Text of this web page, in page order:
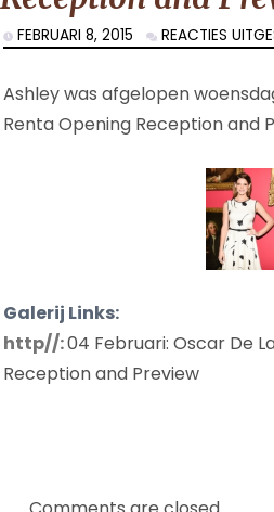
FEBRUARI 8, 2015 REACTIES
Ashley was afgelopen
Renta Opening Reception and
Galerij Links:
http//:04 Februari: Oscar De
Reception and Preview